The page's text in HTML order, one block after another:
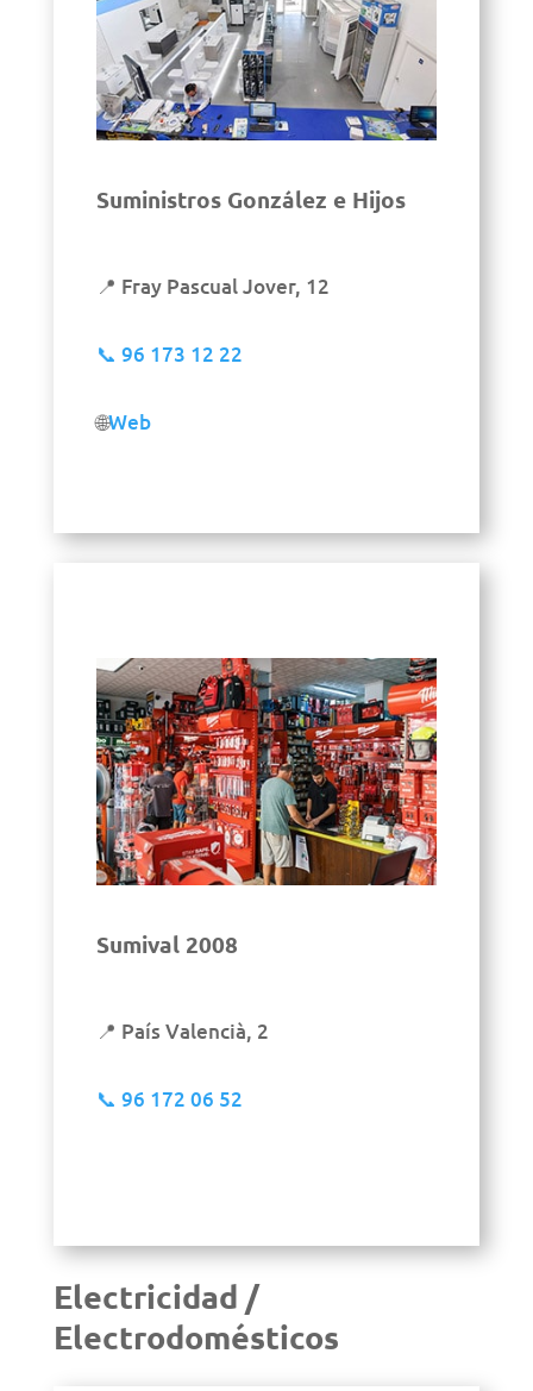
Suministros González e Hijos
📍 Fray Pascual Jover, 12
📞 96 173 12 22
🌐Web
Sumival 2008
📍 País Valencià, 2
📞 96 172 06 52
Electricidad /
Electrodomésticos